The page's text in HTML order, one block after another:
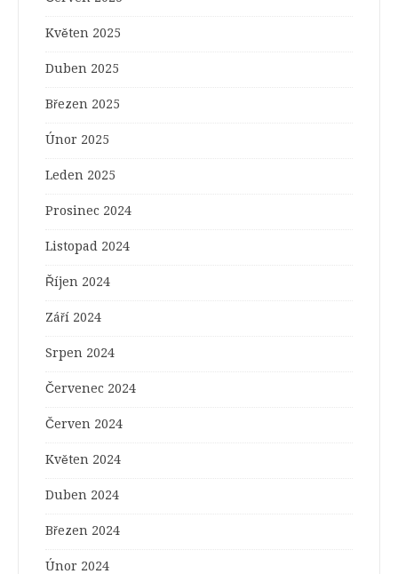
Květen 2025
Duben 2025
Březen 2025
Únor 2025
Leden 2025
Prosinec 2024
Listopad 2024
Říjen 2024
Září 2024
Srpen 2024
Červenec 2024
Červen 2024
Květen 2024
Duben 2024
Březen 2024
Únor 2024